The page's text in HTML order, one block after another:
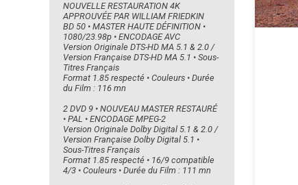
NOUVELLE RESTAURATION 4K
APPROUVÉE PAR WILLIAM FRIEDKIN
BD 50 • MASTER HAUTE DÉFINITION •
1080/23.98p • ENCODAGE AVC
Version Originale DTS-HD MA 5.1 & 2.0 /
Version Française DTS-HD MA 5.1 • Sous-
Titres Français
Format 1.85 respecté • Couleurs • Durée
du Film : 116 mn
2 DVD 9 • NOUVEAU MASTER RESTAURÉ
• PAL • ENCODAGE MPEG-2
Version Originale Dolby Digital 5.1 & 2.0 /
Version Française Dolby Digital 5.1 •
Sous-Titres Français
Format 1.85 respecté • 16/9 compatible
4/3 • Couleurs • Durée du Film : 111 mn